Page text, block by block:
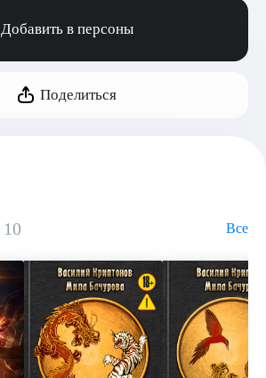
Добавить в персоны
Поделиться
10 Все